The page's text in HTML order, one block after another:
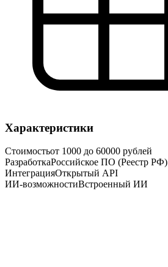
Характеристики
Стоимостьот 1000 до 60000 рублей
РазработкаРоссийское ПО (Реестр РФ)
ИнтеграцияОткрытый API
ИИ-возможностиВстроенный ИИ